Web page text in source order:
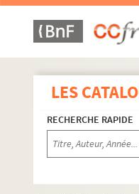
LES
RECHERCHE RAPIDE
3e arrondissement
4e
5e
6e
7e arrondissement
8e arrondissement